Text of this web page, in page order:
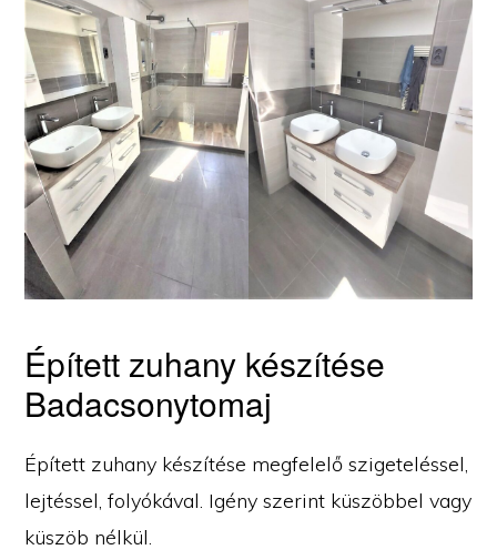
Épített zuhany készítése
Badacsonytomaj
Épített zuhany készítése megfelelő szigeteléssel,
lejtéssel, folyókával. Igény szerint küszöbbel vagy
küszöb nélkül.